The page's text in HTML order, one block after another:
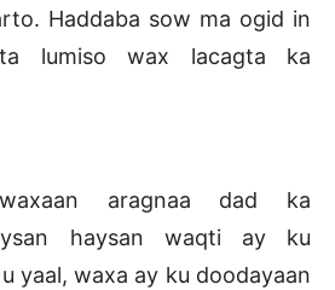
Haddaba sow ma ogid in
lumiso wax lacagta ka
aragnaa dad ka
haysan waqti ay ku
yaal, waxa ay ku doodayaan